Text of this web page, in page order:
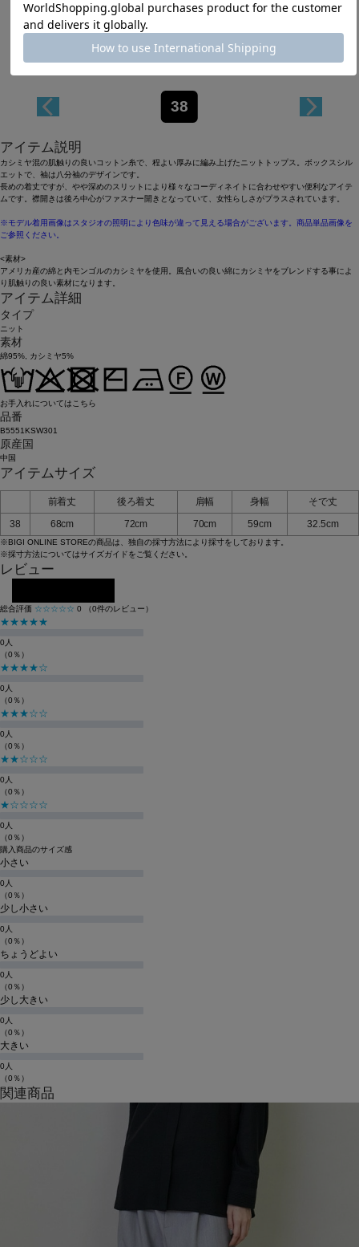
Length 68cm
38
アイテム説明
カシミヤ混の肌触りの良いコットン糸で、程よい厚みに編み上げたニットトップス。ボックスシル
エットで、袖は八分袖のデザインです。
長めの着丈ですが、やや深めのスリットにより様々なコーディネイトに合わせやすい便利なアイテ
ムです。襟開きは後ろ中心がファスナー開きとなっていて、女性らしさがプラスされています。
※モデル着用画像はスタジオの照明により色味が違って見える場合がございます。商品単品画像を
ご参照ください。
<素材>
アメリカ産の綿と内モンゴルのカシミヤを使用。風合いの良い綿にカシミヤをブレンドする事によ
り肌触りの良い素材になります。
アイテム詳細
タイプ
ニット
素材
綿95%, カシミヤ5%
お手入れについてはこちら
品番
B5551KSW301
原産国
中国
アイテムサイズ
前着丈 後ろ着丈 肩幅 身幅
そで丈
38
68cm 72cm 70cm 59cm 32.5cm
※BIGI ONLINE STOREの商品は、独自の採寸方法により採寸をしております。
※採寸方法についてはサイズガイドをご覧ください。
レビュー
総合評価 ☆☆☆☆☆ 0 （0件のレビュー）
★★★★★
0人
（0％）
★★★★☆
0人
（0％）
★★★☆☆
0人
（0％）
★★☆☆☆
0人
（0％）
★☆☆☆☆
0人
（0％）
購入商品のサイズ感
小さい
0人
（0％）
少し小さい
0人
（0％）
ちょうどよい
0人
（0％）
少し大きい
0人
（0％）
大きい
0人
（0％）
関連商品